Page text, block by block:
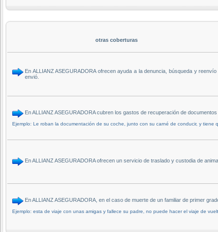
otras coberturas
En ALLIANZ ASEGURADORA ofrecen ayuda a la denuncia, búsqueda y
envió.
En ALLIANZ ASEGURADORA cubren los gastos de recuperación de
Ejemplo: Le roban la documentación de su coche, junto con su carné de conducir, y
En ALLIANZ ASEGURADORA ofrecen un servicio de traslado y custodia de
En ALLIANZ ASEGURADORA, en el caso de muerte de un familiar de primer
Ejemplo: esta de viaje con unas amigas y fallece su padre, no puede hacer el viaje de